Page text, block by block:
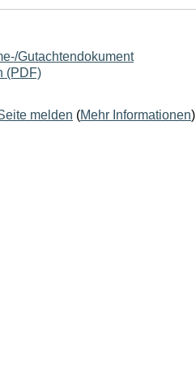
Gutachtendokument
(PDF)
melden (Mehr Informationen)